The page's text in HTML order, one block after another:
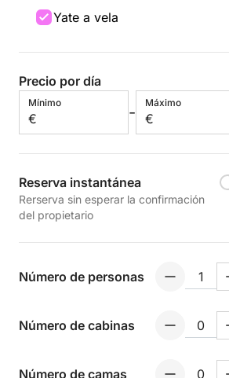
Yate a vela
Precio por día
Mínimo
€ -
Máximo
€
Reserva instantánea
Rerserva sin esperar la confirmación
del propietario
Número de personas
Número de cabinas
Número de camas